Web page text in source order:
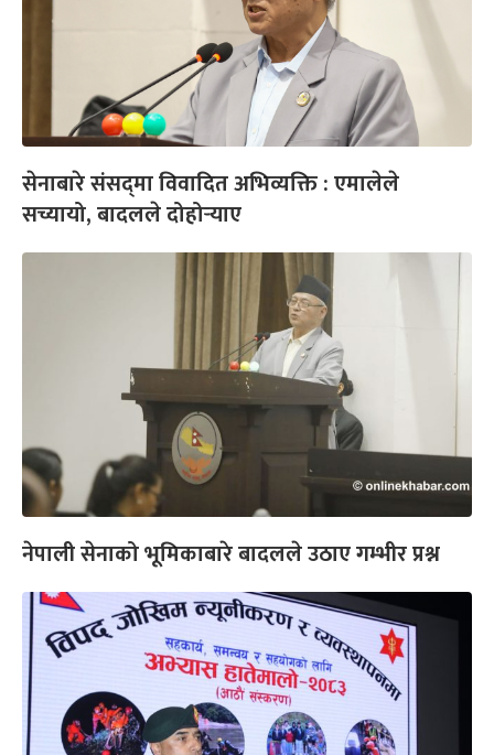
सेनाबारे संसद्‌मा विवादित अभिव्यक्ति : एमालेले
सच्यायो, बादलले दोहोर्‍याए
नेपाली सेनाको भूमिकाबारे बादलले उठाए गम्भीर प्रश्न